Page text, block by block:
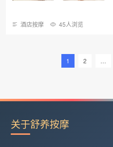
酒店按摩 45人浏览
1 2 …
关于舒养按摩